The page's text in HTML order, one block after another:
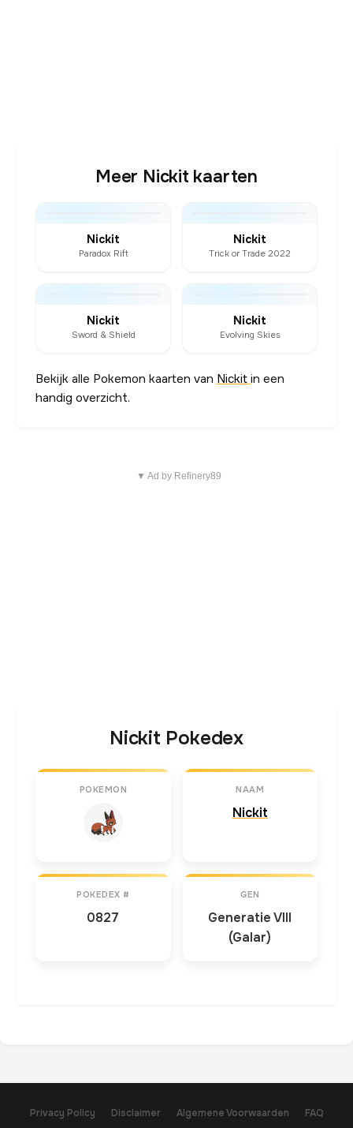
Meer Nickit kaarten
Nickit
Paradox Rift
Nickit
Trick or Trade 2022
Nickit
Sword & Shield
Nickit
Evolving Skies
Bekijk alle Pokemon kaarten van Nickit in een
handig overzicht.
▼ Ad by Refinery89
Nickit Pokedex
POKEMON NAAM
Nickit
POKEDEX #
0827
GEN
Generatie VIII
(Galar)
Privacy Policy Disclaimer Algemene Voorwaarden FAQ